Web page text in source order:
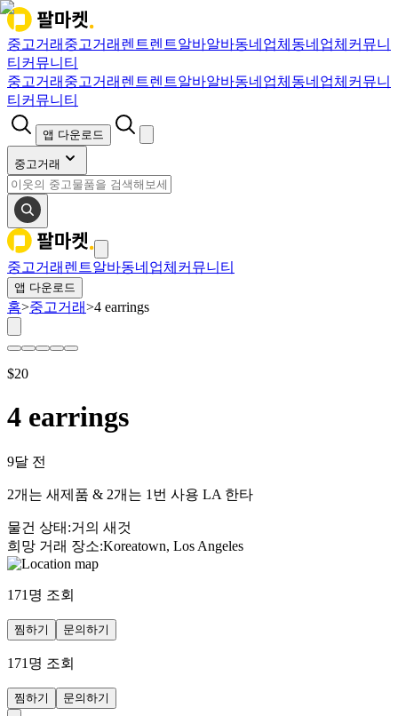
중고거래 중고거래 렌트렌트알바알바동네업체 동네업체 커뮤니
티 커뮤니티
중고거래 중고거래 렌트렌트알바알바동네업체 동네업체 커뮤니
티 커뮤니티
앱 다운로드
중고거래
중고거래 렌트알바동네업체 커뮤니티
앱 다운로드
홈>중고거래>4 earrings
$20
4 earrings
9달 전
2개는 새제품 & 2개는 1번 사용 LA 한타
물건 상태 :거의 새것
희망 거래 장소:Koreatown, Los Angeles
171 명 조회
찜하기 문의하기
171 명 조회
찜하기 문의하기